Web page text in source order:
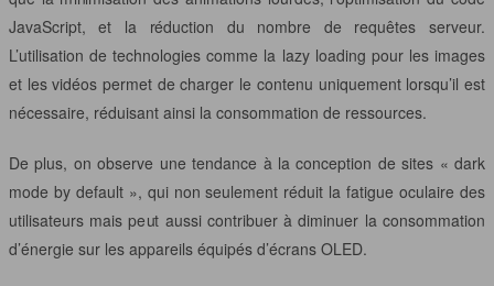
JavaScript, et la réduction du nombre de requêtes serveur.
L’utilisation de technologies comme la lazy loading pour les images
et les vidéos permet de charger le contenu uniquement lorsqu’il est
nécessaire, réduisant ainsi la consommation de ressources.
De plus, on observe une tendance à la conception de sites « dark
mode by default », qui non seulement réduit la fatigue oculaire des
utilisateurs mais peut aussi contribuer à diminuer la consommation
d’énergie sur les appareils équipés d’écrans OLED.